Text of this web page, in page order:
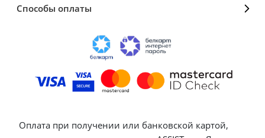
Способы оплаты
Оплата при получении или банковской картой,